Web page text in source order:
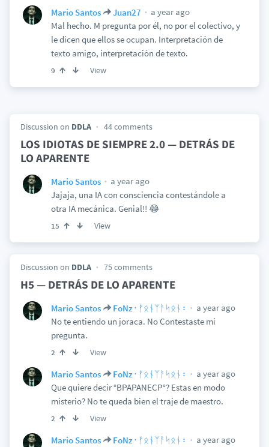
Mario Santos Juan27
a year ago
Mal hecho. M pregunta por él, no por el colectivo, y
le dicen que ellos se ocupan. Interpretación de
texto amigo, interpretación de texto.
9 View
Discussion on DDLA 44 comments
LOS IDIOTAS DE SIEMPRE 2.0 — DETRÁS DE
LO APARENTE
Mario Santos
a year ago
Jajaja, una IA con consciencia contestándole a
otra IA mecánica. Genial!! 😂
15 View
Discussion on DDLA 75 comments
H5 — DETRÁS DE LO APARENTE
Mario Santos FoNz᛫ᚠᛟᚾᛉᚨᛋᛟᚾ᛬
a year ago
No te entiendo un joraca. No Contestaste mi
pregunta.
2 View
Mario Santos FoNz᛫ᚠᛟᚾᛉᚨᛋᛟᚾ᛬
a year ago
Que quiere decir °BPAPANECP°? Estas en modo
misterio? No te queda bien el traje de maestro.
2 View
Mario Santos FoNz᛫ᚠᛟᚾᛉᚨᛋᛟᚾ᛬
a year ago